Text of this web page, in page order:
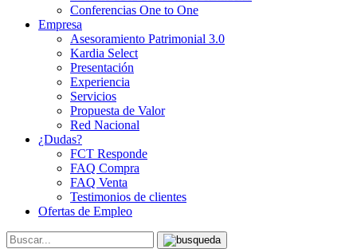
Conferencias One to One
Empresa
Asesoramiento Patrimonial 3.0
Kardia Select
Presentación
Experiencia
Servicios
Propuesta de Valor
Red Nacional
¿Dudas?
FCT Responde
FAQ Compra
FAQ Venta
Testimonios de clientes
Ofertas de Empleo